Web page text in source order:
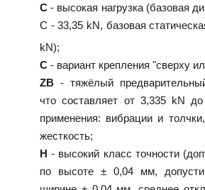
C - высокая нагрузка (базовая
C - 33,35 kN, базовая
kN);
C - вариант крепления "сверху
ZB - тяжёлый
что составляет от 3,335 kN
применения: вибрации и
жесткость;
H - высокий класс точности
по высоте ± 0,04 мм,